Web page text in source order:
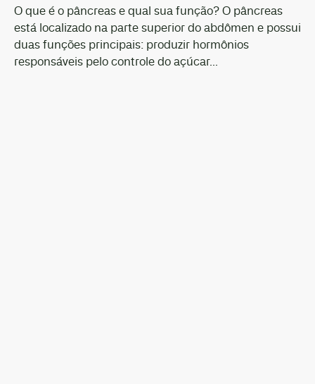
O que é o pâncreas e qual sua função? O pâncreas
está localizado na parte superior do abdômen e possui
duas funções principais: produzir hormônios
responsáveis pelo controle do açúcar...